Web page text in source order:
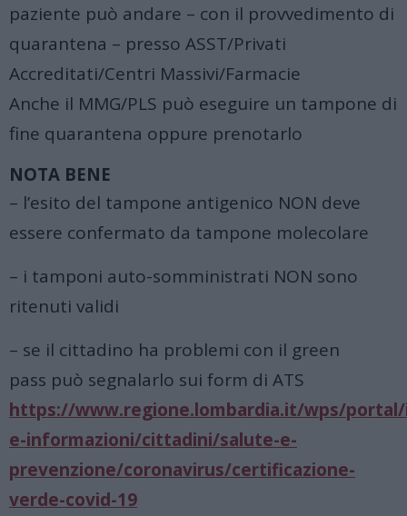
paziente può andare – con il provvedimento di
quarantena – presso ASST/Privati
Accreditati/Centri Massivi/Farmacie
Anche il MMG/PLS può eseguire un tampone di
fine quarantena oppure prenotarlo
NOTA BENE
– l’esito del tampone antigenico NON deve
essere confermato da tampone molecolare
– i tamponi auto-somministrati NON sono
ritenuti validi
– se il cittadino ha problemi con il green
pass può segnalarlo sui form di ATS
https://www.regione.lombardia.it/wps/
e-informazioni/cittadini/salute-e-
prevenzione/coronavirus/certificazione-
verde-covid-19